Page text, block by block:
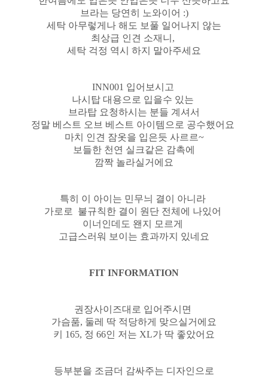
브라는 당연히 노와이어 :)
세탁 아무렇게나 해도 보풀 일어나지 않는
최상급 인견 소재니,
세탁 걱정 역시 하지 말아주세요
INN001 입어보시고
나시탑 대용으로 입을수 있는
브라탑 요청하시는 분들 계셔서
정말 베스트 오브 베스트 아이템으로 공수했어요
마치 인견 잠옷을 입은듯 사르르~
보들한 천연 실크같은 감촉에
깜짝 놀라실거에요
특히 이 아이는 민무늬 결이 아니라
가로로 불규칙한 결이 원단 전체에 나있어
이너인데도 왠지 모르게
고급스러워 보이는 효과까지 있네요
FIT INFORMATION
권장사이즈대로 입어주시면
가슴품, 둘레 딱 적당하게 맞으실거에요
키 165, 정 66인 저는 XL가 딱 좋았어요
등부분을 조금더 감싸주는 디자인으로